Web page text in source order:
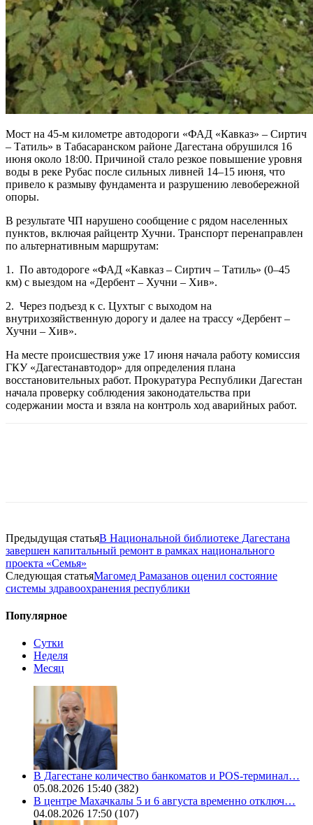
Мост на 45-м километре автодороги «ФАД «Кавказ» – Сиртич
– Татиль» в Табасаранском районе Дагестана обрушился 16
июня около 18:00. Причиной стало резкое повышение уровня
воды в реке Рубас после сильных ливней 14–15 июня, что
привело к размыву фундамента и разрушению левобережной
опоры.
В результате ЧП нарушено сообщение с рядом населенных
пунктов, включая райцентр Хучни. Транспорт перенаправлен
по альтернативным маршрутам:
1. По автодороге «ФАД «Кавказ – Сиртич – Татиль» (0–45
км) с выездом на «Дербент – Хучни – Хив».
2. Через подъезд к с. Цухтыг с выходом на
внутрихозяйственную дорогу и далее на трассу «Дербент –
Хучни – Хив».
На месте происшествия уже 17 июня начала работу комиссия
ГКУ «Дагестанавтодор» для определения плана
восстановительных работ. Прокуратура Республики Дагестан
начала проверку соблюдения законодательства при
содержании моста и взяла на контроль ход аварийных работ.
Предыдущая статьяВ Национальной библиотеке Дагестана
завершен капитальный ремонт в рамках национального
проекта «Семья»
Следующая статьяМагомед Рамазанов оценил состояние
системы здравоохранения республики
Популярное
Сутки
Неделя
Месяц
В Дагестане количество банкоматов и POS-терминал…
05.08.2026 15:40 (382)
В центре Махачкалы 5 и 6 августа временно отключ…
04.08.2026 17:50 (107)